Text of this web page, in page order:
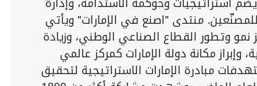
منتدى "اصنع في الإمارات" ويأتي
نمو وتطور القطاع الصناعي الوطني، وزيادة
مكانة دولة الإمارات كمركز عالمي
مبادرة الإمارات الاستراتيجية لتحقيق